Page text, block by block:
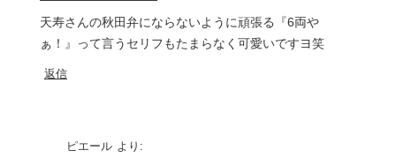
天寿さんの秋田弁にならないように頑張る『6両や
ぁ！』って言うセリフもたまらなく可愛いですヨ笑
返信
ピエール より: